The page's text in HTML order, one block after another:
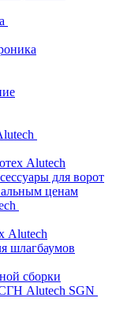
Alutech
для ворот
ценам
Alutech
шлагбаумов
сборки
Alutech SGN